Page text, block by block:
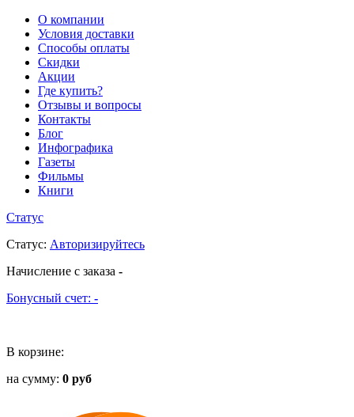
О компании
Условия доставки
Способы оплаты
Скидки
Акции
Где купить?
Отзывы и вопросы
Контакты
Блог
Инфографика
Газеты
Фильмы
Книги
Статус
Статус: Авторизируйтесь
Начисление с заказа -
Бонусный счет: -
В корзине:
на сумму: 0 руб